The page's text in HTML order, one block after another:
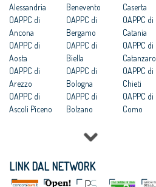
Alessandria
OAPPC di
Ancona
OAPPC di
Aosta
OAPPC di
Arezzo
OAPPC di
Ascoli Piceno
OAPPC di Bari
OAPPC di
Benevento
OAPPC di
Bergamo
OAPPC di
Biella
OAPPC di
Bologna
OAPPC di
Bolzano
Brescia
Brindisi
OAPPC di
Caserta
OAPPC di
Catania
OAPPC di
Catanzaro
OAPPC di
Chieti
OAPPC di
Como
LINK DAL NETWORK